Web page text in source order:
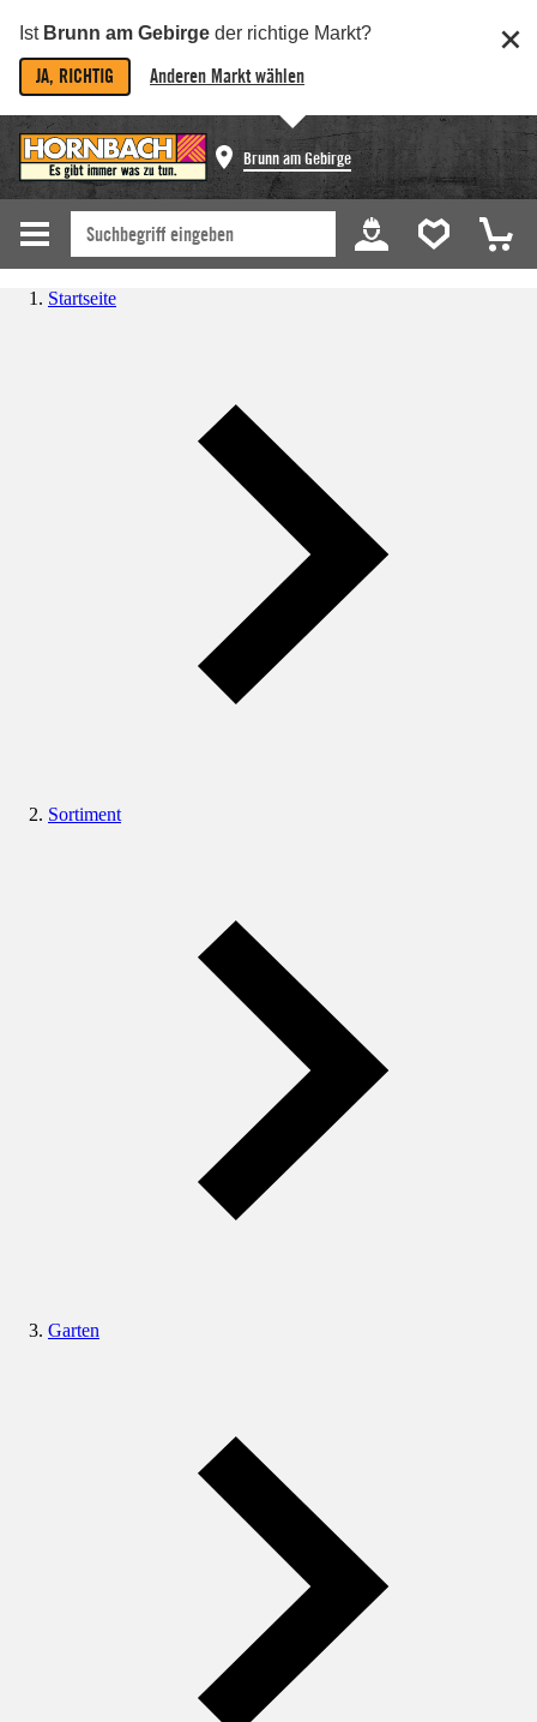
Ist Brunn am Gebirge der richtige Markt?
JA, RICHTIG Anderen Markt wählen
Brunn am Gebirge
Startseite
Sortiment
Garten